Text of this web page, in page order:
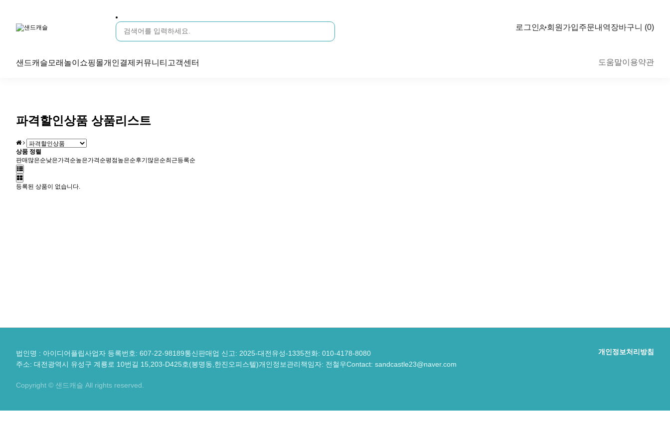
로그인 회원가입주문내역장바구니 (0)
샌드캐슬 모래놀이 쇼핑몰개인결제 커뮤니티 고객센터 도움말이용약관
파격할인상품 상품리스트
상품 정렬
판매많은순낮은가격순높은가격순평점높은순후기많은순최근등록순
등록된 상품이 없습니다.
법인명 : 아이디어플립사업자 등록번호: 607-22-98189통신판매업 신고: 2025-대전유성-1335전화: 010-4178-8080
주소: 대전광역시 유성구 계룡로 10번길 15,203-D425호(봉명동,한진오피스텔)개인정보관리책임자: 전철우Contact: sandcastle23@naver.com
Copyright © 샌드캐슬 All rights reserved.
개인정보처리방침